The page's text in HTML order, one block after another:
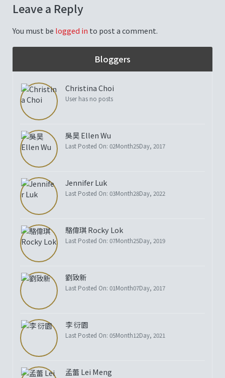
Leave a Reply
You must be logged in to post a comment.
Bloggers
Christina Choi
User has no posts
吳昊 Ellen Wu
Last Posted On: 02Month25Day, 2017
Jennifer Luk
Last Posted On: 03Month28Day, 2022
駱偉琪 Rocky Lok
Last Posted On: 07Month25Day, 2019
劉致新
Last Posted On: 01Month07Day, 2017
李 衍園
Last Posted On: 05Month12Day, 2021
孟蕾 Lei Meng